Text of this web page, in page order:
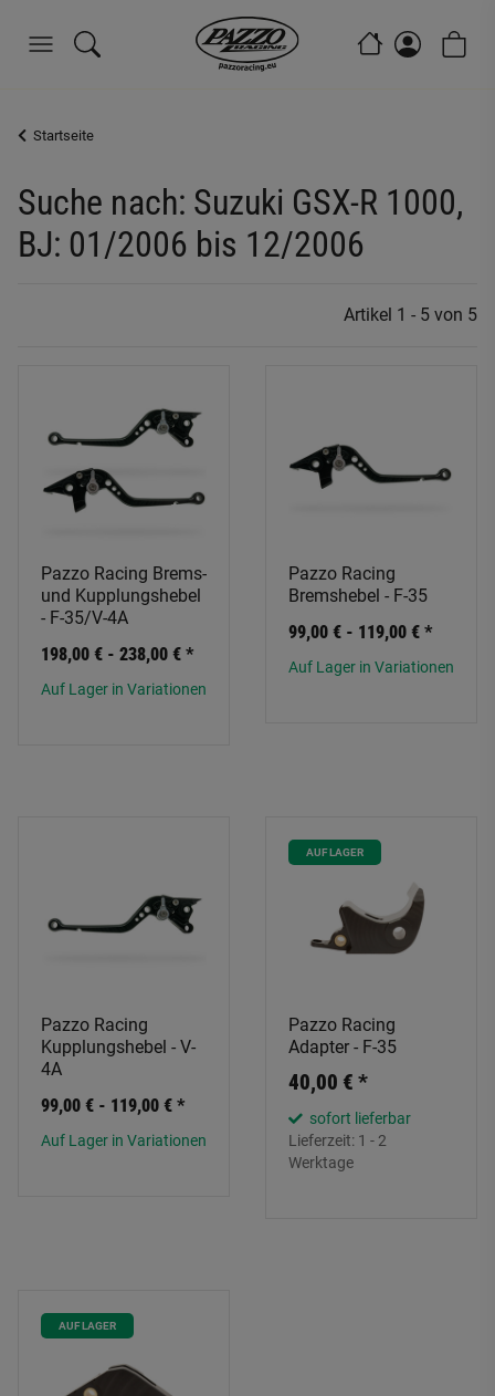
Startseite
Suche nach: Suzuki GSX-R 1000,
BJ: 01/2006 bis 12/2006
Artikel 1 - 5 von 5
Pazzo Racing Brems-
und Kupplungshebel
- F-35/V-4A
198,00 € - 238,00 € *
Auf Lager in Variationen
Pazzo Racing
Bremshebel - F-35
99,00 € - 119,00 € *
Auf Lager in Variationen
Pazzo Racing
Kupplungshebel - V-
4A
99,00 € - 119,00 € *
Auf Lager in Variationen
AUF LAGER
Pazzo Racing
Adapter - F-35
40,00 € *
sofort lieferbar
Lieferzeit: 1 - 2
Werktage
AUF LAGER